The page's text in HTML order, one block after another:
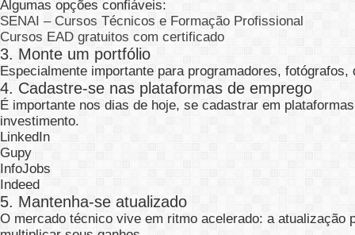
Algumas opções confiáveis:
SENAI – Cursos Técnicos e Formação Profissional
Cursos EAD gratuitos com certificado
3. Monte um portfólio
Especialmente importante para programadores,
4. Cadastre-se nas plataformas de emprego
É importante nos dias de hoje, se cadastrar em
investimento.
LinkedIn
Gupy
InfoJobs
Indeed
5. Mantenha-se atualizado
O mercado técnico vive em ritmo acelerado: a